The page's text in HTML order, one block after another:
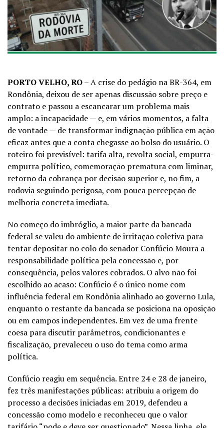
PORTO VELHO, RO –A crise do pedágio na BR-364, em
Rondônia, deixou de ser apenas discussão sobre preço e
contrato e passou a escancarar um problema mais
amplo: a incapacidade — e, em vários momentos, a falta
de vontade — de transformar indignação pública em ação
eficaz antes que a conta chegasse ao bolso do usuário. O
roteiro foi previsível: tarifa alta, revolta social, empurra-
empurra político, comemoração prematura com liminar,
retorno da cobrança por decisão superior e, no fim, a
rodovia seguindo perigosa, com pouca percepção de
melhoria concreta imediata.
No começo do imbróglio, a maior parte da bancada
federal se valeu do ambiente de irritação coletiva para
tentar depositar no colo do senador Confúcio Moura a
responsabilidade política pela concessão e, por
consequência, pelos valores cobrados. O alvo não foi
escolhido ao acaso: Confúcio é o único nome com
influência federal em Rondônia alinhado ao governo Lula,
enquanto o restante da bancada se posiciona na oposição
ou em campos independentes. Em vez de uma frente
coesa para discutir parâmetros, condicionantes e
fiscalização, prevaleceu o uso do tema como arma
política.
Confúcio reagiu em sequência. Entre 24 e 28 de janeiro,
fez três manifestações públicas: atribuiu a origem do
processo a decisões iniciadas em 2019, defendeu a
concessão como modelo e reconheceu que o valor